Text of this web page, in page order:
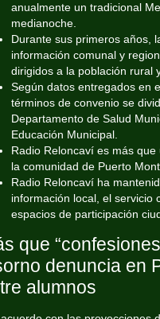
anualmente un tradicional
medianoche.
Durante sus primeros años,
información comunal y
dirigidos a la población rural
Según datos entregados en
términos de convenio se
Departamento de Salud
Educación Municipal.
Radio Reloncaví es más
la comunidad de Puerto
Radio Reloncaví ha
información local, el servicio
espacios de participación
que
denuncia en
alumnos